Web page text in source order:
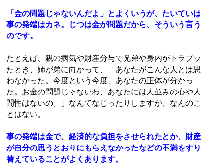
「金の問題じゃないんだよ」とよくいうが、たいていは
事の発端はカネ。じつは金が問題だから、そういう言う
のです。
たとえば、親の病気や財産分与で兄弟や身内がトラブッ
たとき、姉が弟に向かって、「あなたがこんな人とは思
わなかった。今度という今度、あなたの正体が分かっ
た。お金の問題じゃないわ、あなたには人並みの心や人
間性はないの。」なんてなじったりしますが、なんのこ
とはない。
事の発端は金で、経済的な負担をさせられたとか、財産
が自分の思うとおりにもらえなかったなどの不満をすり
替えていることがよくあります。